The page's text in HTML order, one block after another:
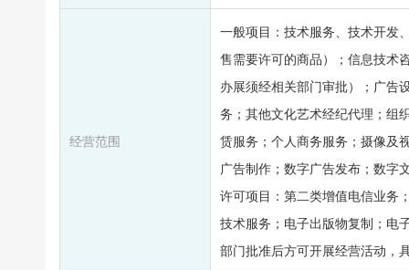
经营范围
一般项目：技术服务、技术开发
售需要许可的商品）；信息技术
办展须经相关部门审批）；广告
务；其他文化艺术经纪代理；组
赁服务；个人商务服务；摄像及
广告制作；数字广告发布；数字
许可项目：第二类增值电信业务
技术服务；电子出版物复制；电
部门批准后方可开展经营活动，